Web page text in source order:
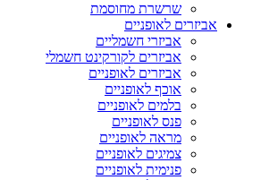
שרשרת מחוסמת
אביזרים לאופניים
אביזרי חשמליים
אביזרים לקורקינט חשמלי
אביזרים לאופניים
אוכף לאופניים
בלמים לאופניים
פנס לאופניים
מראה לאופניים
צמיגים לאופניים
פנימית לאופניים